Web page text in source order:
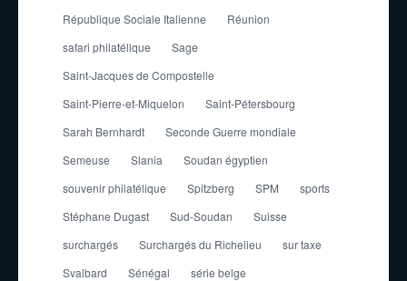
République Sociale Italienne
Réunion
safari philatélique
Sage
Saint-Jacques de Compostelle
Saint-Pierre-et-Miquelon
Saint-Pétersbourg
Sarah Bernhardt
Seconde Guerre mondiale
Semeuse
Slania
Soudan égyptien
souvenir philatélique
Spitzberg SPM
sports
Stéphane Dugast
Sud-Soudan
Suisse
surchargés
Surchargés du Richelieu
sur taxe
Svalbard
Sénégal
série belge